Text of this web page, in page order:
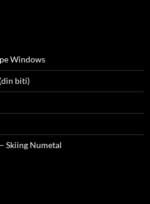
Windows
biti)
Skiing Numetal